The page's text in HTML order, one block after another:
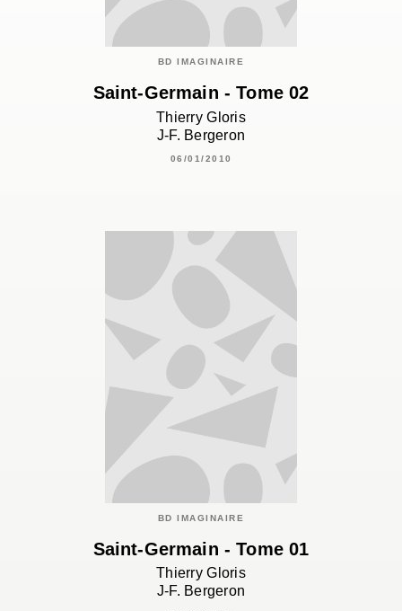
BD IMAGINAIRE
Saint-Germain - Tome 02
Thierry Gloris
J-F. Bergeron
06/01/2010
BD IMAGINAIRE
Saint-Germain - Tome 01
Thierry Gloris
J-F. Bergeron